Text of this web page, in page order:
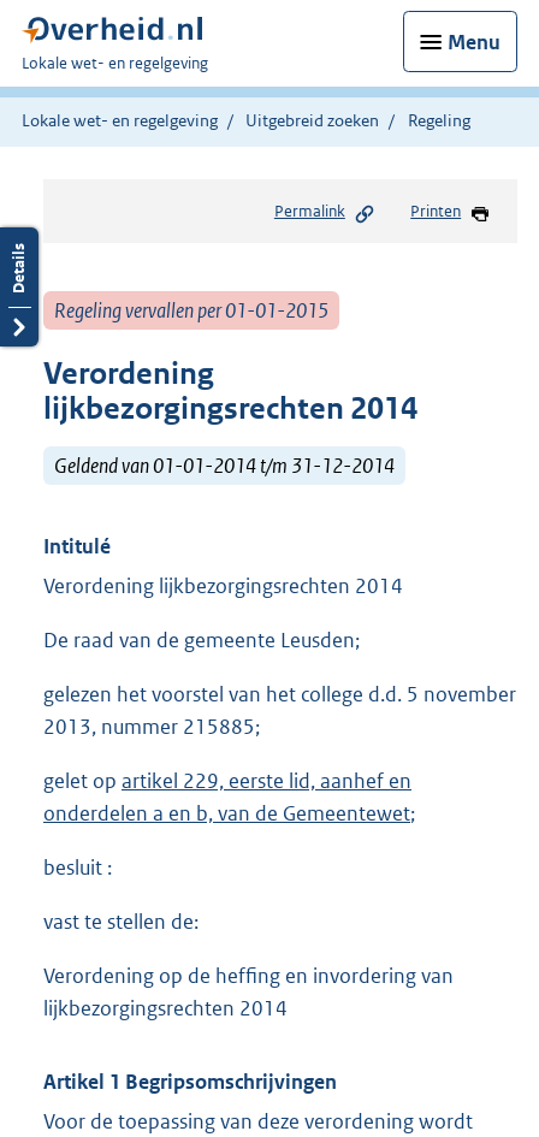
Menu
U
bent
hier:
Lokale wet- en regelgeving
Lokale wet- en regelgeving Uitgebreid zoeken Regeling
Permalink Printen
Regeling vervallen per 01-01-2015
Verordening
lijkbezorgingsrechten 2014
Geldend van 01-01-2014 t/m 31-12-2014
Intitulé
Verordening lijkbezorgingsrechten 2014
De raad van de gemeente Leusden;
gelezen het voorstel van het college d.d. 5 november
2013, nummer 215885;
gelet op artikel 229, eerste lid, aanhef en
onderdelen a en b, van de Gemeentewet;
besluit :
vast te stellen de:
Verordening op de heffing en invordering van
lijkbezorgingsrechten 2014
Artikel 1 Begripsomschrijvingen
Voor de toepassing van deze verordening wordt